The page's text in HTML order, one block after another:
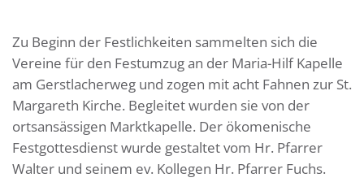
Zu Beginn der Festlichkeiten sammelten sich die
Vereine für den Festumzug an der Maria-Hilf Kapelle
am Gerstlacherweg und zogen mit acht Fahnen zur St.
Margareth Kirche. Begleitet wurden sie von der
ortsansässigen Marktkapelle. Der ökomenische
Festgottesdienst wurde gestaltet vom Hr. Pfarrer
Walter und seinem ev. Kollegen Hr. Pfarrer Fuchs.